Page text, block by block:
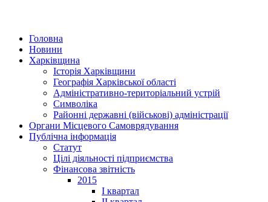
Головна
Новини
Харківщина
Історія Харківщини
Географія Харківської області
Адміністративно-територіальний устрій
Символіка
Районні державні (військові) адміністрації
Органи Місцевого Самоврядування
Публічна інформація
Статут
Цілі діяльності підприємства
Фінансова звітність
2015
I квартал